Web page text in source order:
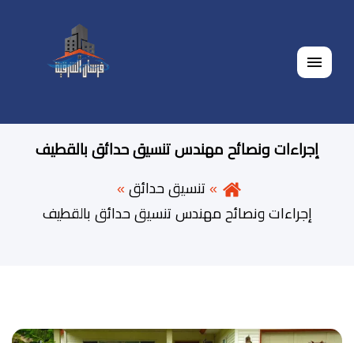
القائمة
إجراءات ونصائح مهندس تنسيق حدائق بالقطيف
تنسيق حدائق
إجراءات ونصائح مهندس تنسيق حدائق بالقطيف